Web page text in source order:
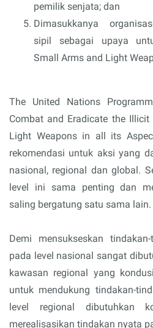
pemilik senjata; dan
Dimasukkanya
sipil sebagai upaya
Small Arms and Light
The United Nations
Combat and Eradicate the
Light Weapons in all its
rekomendasi untuk aksi yang
nasional, regional dan global.
level ini sama penting dan
saling bergatung satu sama lain.
Demi mensukseskan
pada level nasional sangat
kawasan regional yang
untuk mendukung tindakan-
level regional dibutuhkan
merealisasikan tindakan nyata